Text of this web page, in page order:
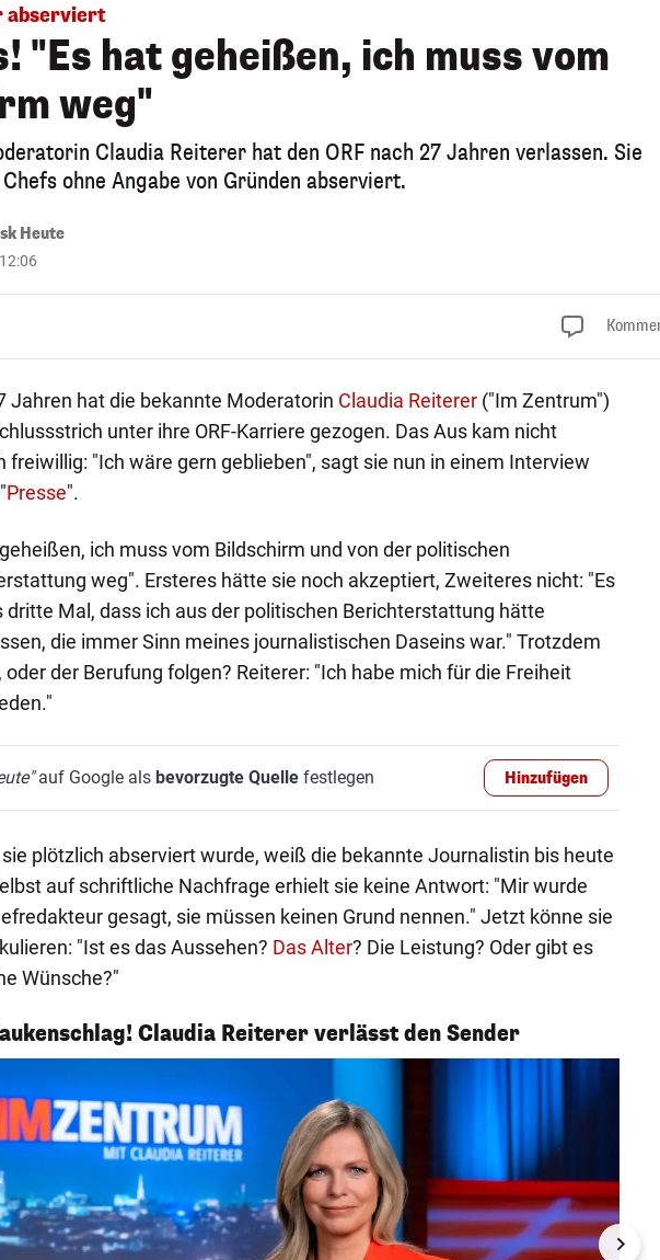
abserviert
"Es hat geheißen, ich muss vom
weg"
Claudia Reiterer hat den ORF nach 27 Jahren verlassen. Sie
ohne Angabe von Gründen abserviert.
Heute
Jahren hat die bekannte Moderatorin Claudia Reiterer("Im Zentrum")
unter ihre ORF-Karriere gezogen. Das Aus kam nicht
freiwillig: "Ich wäre gern geblieben", sagt sie nun in einem Interview
Presse".
ich muss vom Bildschirm und von der politischen
weg". Ersteres hätte sie noch akzeptiert, Zweiteres nicht: "Es
dritte Mal, dass ich aus der politischen Berichterstattung hätte
die immer Sinn meines journalistischen Daseins war." Trotzdem
oder der Berufung folgen? Reiterer: "Ich habe mich für die Freiheit
auf Google als bevorzugte Quellefestlegen Hinzufügen
plötzlich abserviert wurde, weiß die bekannte Journalistin bis heute
auf schriftliche Nachfrage erhielt sie keine Antwort: "Mir wurde
gesagt, sie müssen keinen Grund nennen." Jetzt könne sie
"Ist es das Aussehen? Das Alter? Die Leistung? Oder gibt es
Wünsche?"
Claudia Reiterer verlässt den Sender